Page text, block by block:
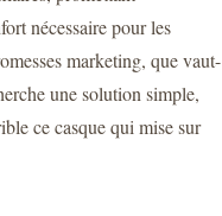
nécessaire pour les
marketing, que vaut-
une solution simple,
ce casque qui mise sur